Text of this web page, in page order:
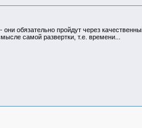
обязательно пройдут через
самой развертки, т.е. времени...